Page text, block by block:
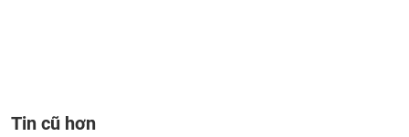
Tin cũ hơn